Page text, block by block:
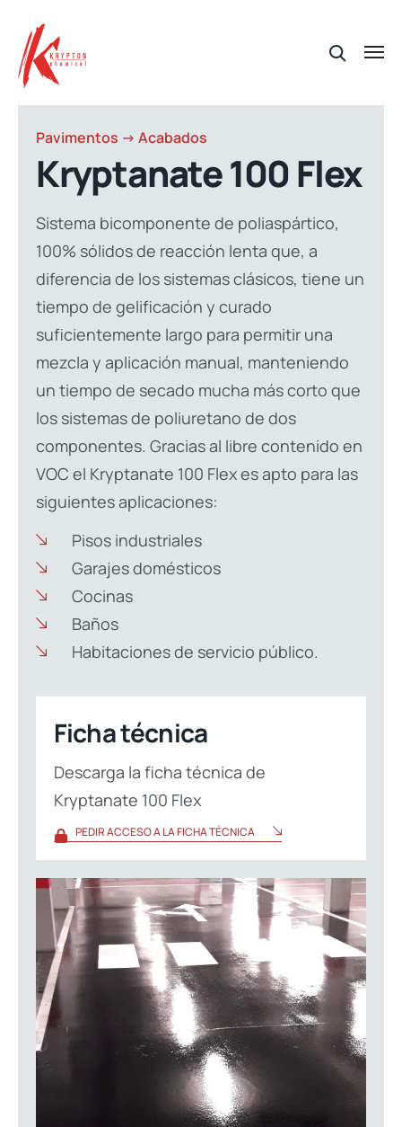
Pavimentos -> Acabados
Kryptanate 100 Flex
Sistema bicomponente de poliaspártico,
100% sólidos de reacción lenta que, a
diferencia de los sistemas clásicos, tiene un
tiempo de gelificación y curado
suficientemente largo para permitir una
mezcla y aplicación manual, manteniendo
un tiempo de secado mucha más corto que
los sistemas de poliuretano de dos
componentes. Gracias al libre contenido en
VOC el Kryptanate 100 Flex es apto para las
siguientes aplicaciones:
Pisos industriales
Garajes domésticos
Cocinas
Baños
Habitaciones de servicio público.
Ficha técnica
Descarga la ficha técnica de
Kryptanate 100 Flex
PEDIR ACCESO A LA FICHA TÉCNICA